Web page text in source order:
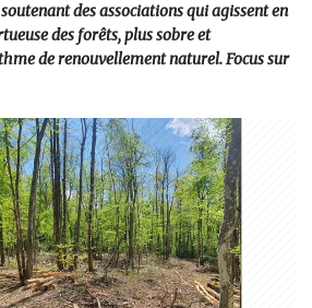
des associations qui agissent en
des forêts, plus sobre et
de renouvellement naturel. Focus sur